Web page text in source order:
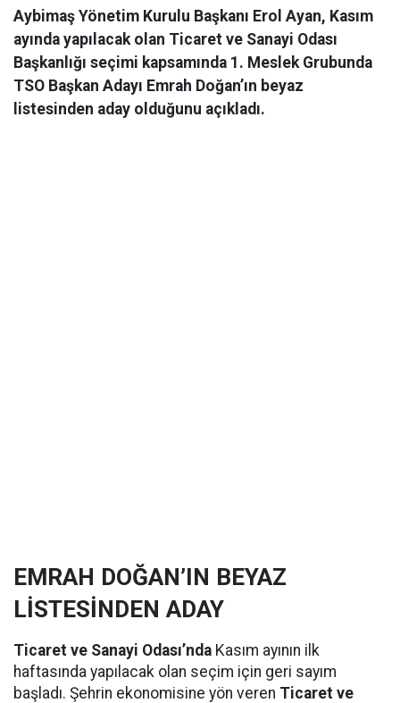
Aybimaş Yönetim Kurulu Başkanı Erol Ayan, Kasım
ayında yapılacak olan Ticaret ve Sanayi Odası
Başkanlığı seçimi kapsamında 1. Meslek Grubunda
TSO Başkan Adayı Emrah Doğan’ın beyaz
listesinden aday olduğunu açıkladı.
EMRAH DOĞAN’IN BEYAZ
LİSTESİNDEN ADAY
Ticaret ve Sanayi Odası’nda Kasım ayının ilk
haftasında yapılacak olan seçim için geri sayım
başladı. Şehrin ekonomisine yön veren Ticaret ve